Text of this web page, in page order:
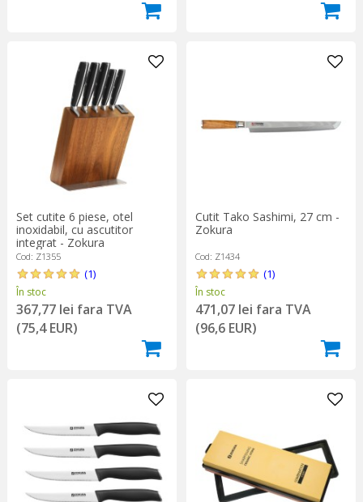
Set cutite 6 piese, otel
inoxidabil, cu ascutitor
integrat - Zokura
Cod: Z1355
(1)
În stoc
367,77 lei fara TVA
(75,4 EUR)
Cutit Tako Sashimi, 27 cm -
Zokura
Cod: Z1434
(1)
În stoc
471,07 lei fara TVA
(96,6 EUR)